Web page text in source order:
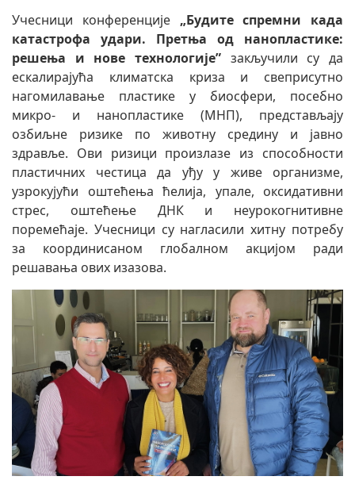
Учесници конференције „Будите спремни када
катастрофа удари. Претња од нанопластике:
решења и нове технологије” закључили су да
ескалирајућа климатска криза и свеприсутно
нагомилавање пластике у биосфери, посебно
микро- и нанопластике (МНП), представљају
озбиљне ризике по животну средину и јавно
здравље. Ови ризици произлазе из способности
пластичних честица да уђу у живе организме,
узрокујући оштећења ћелија, упале, оксидативни
стрес, оштећење ДНК и неурокогнитивне
поремећаје. Учесници су нагласили хитну потребу
за координисаном глобалном акцијом ради
решавања ових изазова.